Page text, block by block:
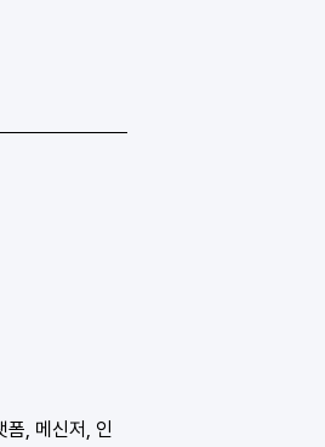
폼, 메신저, 인